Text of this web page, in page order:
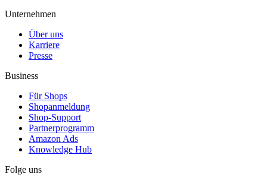
Unternehmen
Über uns
Karriere
Presse
Business
Für Shops
Shopanmeldung
Shop-Support
Partnerprogramm
Amazon Ads
Knowledge Hub
Folge uns